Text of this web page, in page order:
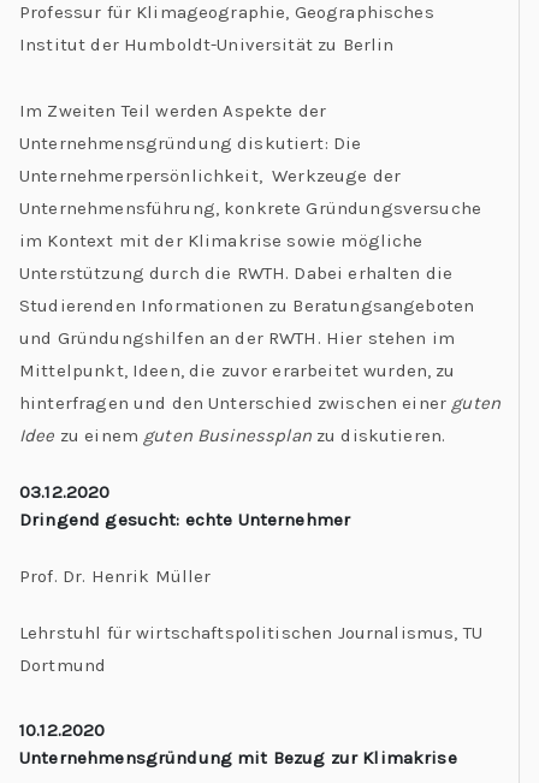
Professur für Klimageographie, Geographisches
Institut der Humboldt-Universität zu Berlin
Im Zweiten Teil werden Aspekte der
Unternehmensgründung diskutiert: Die
Unternehmerpersönlichkeit, Werkzeuge der
Unternehmensführung, konkrete Gründungsversuche
im Kontext mit der Klimakrise sowie mögliche
Unterstützung durch die RWTH. Dabei erhalten die
Studierenden Informationen zu Beratungsangeboten
und Gründungshilfen an der RWTH. Hier stehen im
Mittelpunkt, Ideen, die zuvor erarbeitet wurden, zu
hinterfragen und den Unterschied zwischen einer guten
Idee zu einem guten Businessplanzu diskutieren.
03.12.2020
Dringend gesucht: echte Unternehmer
Prof. Dr. Henrik Müller
Lehrstuhl für wirtschaftspolitischen Journalismus, TU
Dortmund
10.12.2020
Unternehmensgründung mit Bezug zur Klimakrise